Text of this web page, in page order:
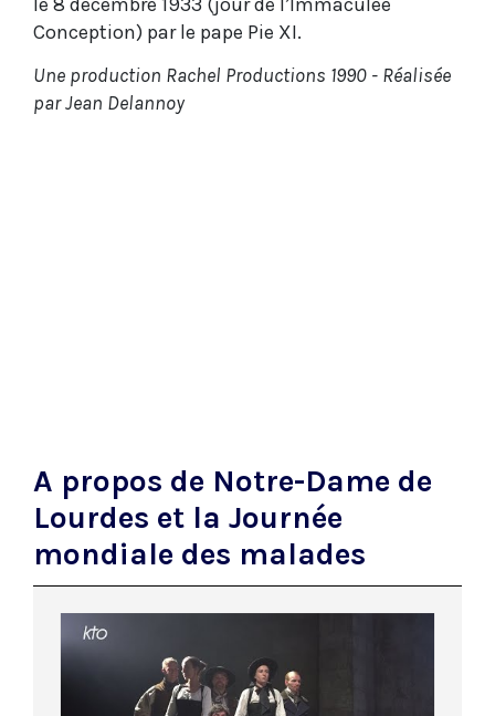
Conception) par le pape Pie XI.
Une production Rachel Productions 1990 - Réalisée
par Jean Delannoy
A propos de Notre-Dame de
Lourdes et la Journée
mondiale des malades